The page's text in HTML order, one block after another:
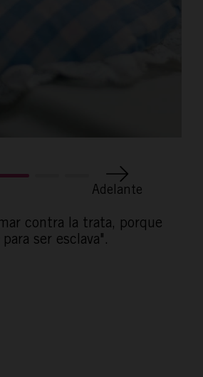
Adelante
contra la trata, porque
ser esclava".